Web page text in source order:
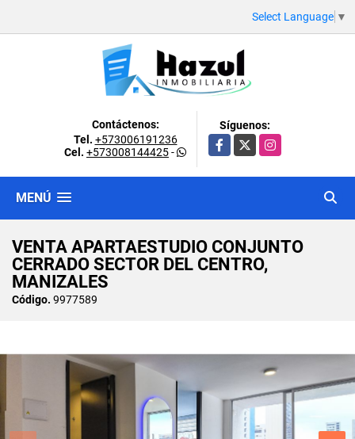
Select Language ▼
Contáctenos:
Tel. +573006191236
Cel. +573008144425-
Síguenos:
Facebook
X Instagram
MENÚ
VENTA APARTAESTUDIO CONJUNTO
CERRADO SECTOR DEL CENTRO,
MANIZALES
Código. 9977589